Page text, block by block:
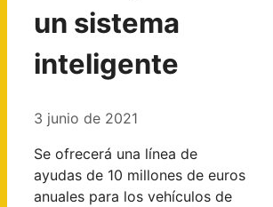
un sistema
inteligente
3 junio de 2021
Se ofrecerá una línea de
ayudas de 10 millones de euros
anuales para los vehículos de